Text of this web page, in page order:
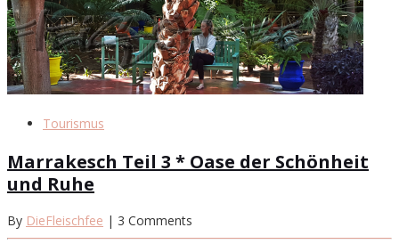
Tourismus
Marrakesch Teil 3 * Oase der Schönheit
und Ruhe
By DieFleischfee | 3 Comments